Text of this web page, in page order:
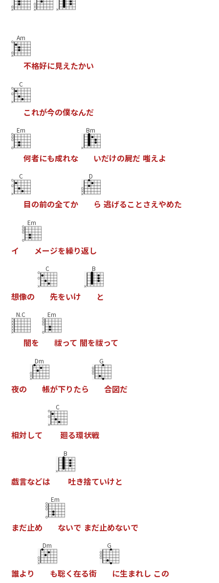
Am
不格好に見えたかい
C
これが今の僕なんだ
Em
何者にも成れな
Bm
いだけの屍だ 嗤えよ
C
目の前の全てか
D
ら 逃げるこ とさえやめた
イ
Em
メージを繰り返し
想像の
C
先をいけ
B
と
N.C
闇を
Em
祓って 闇を祓って
夜の
Dm
帳が下りたら
G
合図だ
相対して
C
廻る環状戦
戯言などは
B
吐き捨ていけと
まだ止め
Em
ないで まだ止めないで
誰よ り
Dm
も聡く在る街
G
に生まれし この